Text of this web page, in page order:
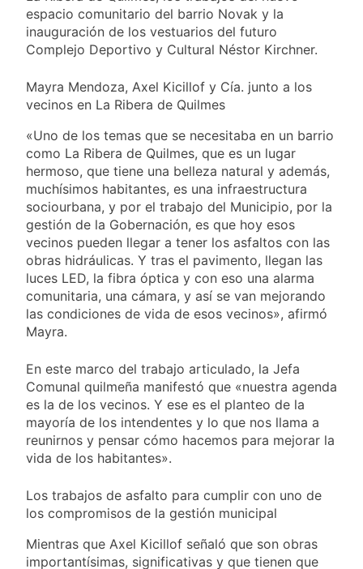
Gobierno debió
eliminar otro capítulo
1 Día Atrás
Incidentes frente al
Congreso durante la
protesta contra la
Privada: hubo
detenidos y
enfrentamientos
1 Día Atrás
pedido para
suspender el juicio
1 Día Atrás
67 barrios full LED en
Florencio Varela
2 Días Atrás
El temporal se
despide del AMBA:
cuándo dejará de
llover y llega una ola
de frío con mínimas
cercanas a 1°C
2 Días Atrás
Kicillof marchó
contra la Ley de
Propiedad Privada de
Milei
Renunció el
subsecretario de
Seguridad de
difusión de chats
privados
«brote psicótico» por
consumo con
Facundo Moyano
2 Días Atrás
La Libertad Avanza
consiguió la mayoría
y rechazó el pedido
del peronismo de
2 Días Atrás
Masiva movilización
Ley de Propiedad
Privada
La Diócesis de
Quilmes celebra la
fiesta de San
Cayetano
2 Días Atrás
espacio comunitario del barrio Novak y la
inauguración de los vestuarios del futuro
Complejo Deportivo y Cultural Néstor Kirchner.
Mayra Mendoza, Axel Kicillof y Cía. junto a los
vecinos en La Ribera de Quilmes
«Uno de los temas que se necesitaba en un barrio
como La Ribera de Quilmes, que es un lugar
hermoso, que tiene una belleza natural y además,
muchísimos habitantes, es una infraestructura
sociourbana, y por el trabajo del Municipio, por la
gestión de la Gobernación, es que hoy esos
vecinos pueden llegar a tener los asfaltos con las
obras hidráulicas. Y tras el pavimento, llegan las
luces LED, la fibra óptica y con eso una alarma
comunitaria, una cámara, y así se van mejorando
las condiciones de vida de esos vecinos», afirmó
Mayra.
En este marco del trabajo articulado, la Jefa
Comunal quilmeña manifestó que «nuestra agenda
es la de los vecinos. Y ese es el planteo de la
mayoría de los intendentes y lo que nos llama a
reunirnos y pensar cómo hacemos para mejorar la
vida de los habitantes».
Los trabajos de asfalto para cumplir con uno de
los compromisos de la gestión municipal
Mientras que Axel Kicillof señaló que son obras
importantísimas, significativas y que tienen que